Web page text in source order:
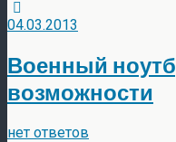
04.03.2013
Военный
возможности
нет ответов